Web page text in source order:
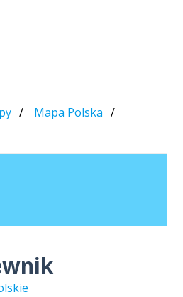
Mapa Polska